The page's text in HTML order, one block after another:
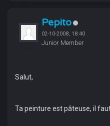
Pepito
02-10-2008, 18:40
Junior Member
Salut,
Ta peinture est pâteuse, il